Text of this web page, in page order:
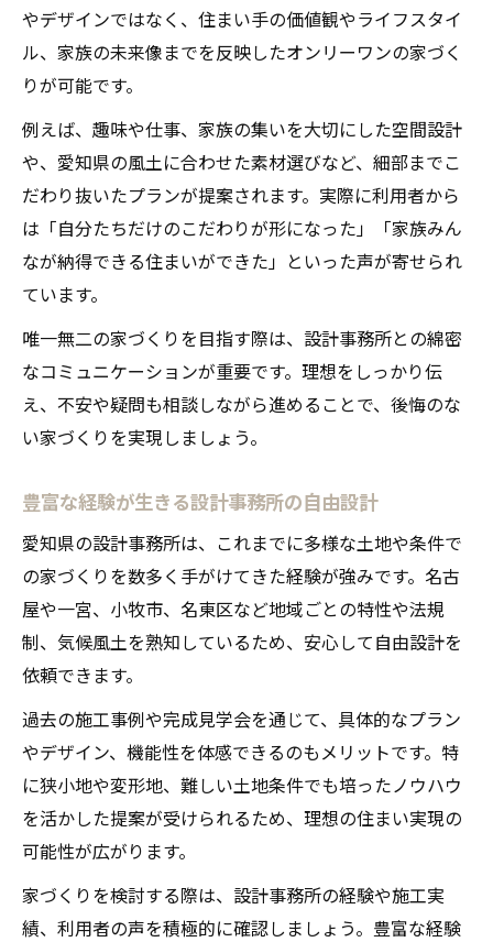
やデザインではなく、住まい手の価値観やライフスタイ
ル、家族の未来像までを反映したオンリーワンの家づく
りが可能です。
例えば、趣味や仕事、家族の集いを大切にした空間設計
や、愛知県の風土に合わせた素材選びなど、細部までこ
だわり抜いたプランが提案されます。実際に利用者から
は「自分たちだけのこだわりが形になった」「家族みん
なが納得できる住まいができた」といった声が寄せられ
ています。
唯一無二の家づくりを目指す際は、設計事務所との綿密
なコミュニケーションが重要です。理想をしっかり伝
え、不安や疑問も相談しながら進めることで、後悔のな
い家づくりを実現しましょう。
豊富な経験が生きる設計事務所の自由設計
愛知県の設計事務所は、これまでに多様な土地や条件で
の家づくりを数多く手がけてきた経験が強みです。名古
屋や一宮、小牧市、名東区など地域ごとの特性や法規
制、気候風土を熟知しているため、安心して自由設計を
依頼できます。
過去の施工事例や完成見学会を通じて、具体的なプラン
やデザイン、機能性を体感できるのもメリットです。特
に狭小地や変形地、難しい土地条件でも培ったノウハウ
を活かした提案が受けられるため、理想の住まい実現の
可能性が広がります。
家づくりを検討する際は、設計事務所の経験や施工実
績、利用者の声を積極的に確認しましょう。豊富な経験